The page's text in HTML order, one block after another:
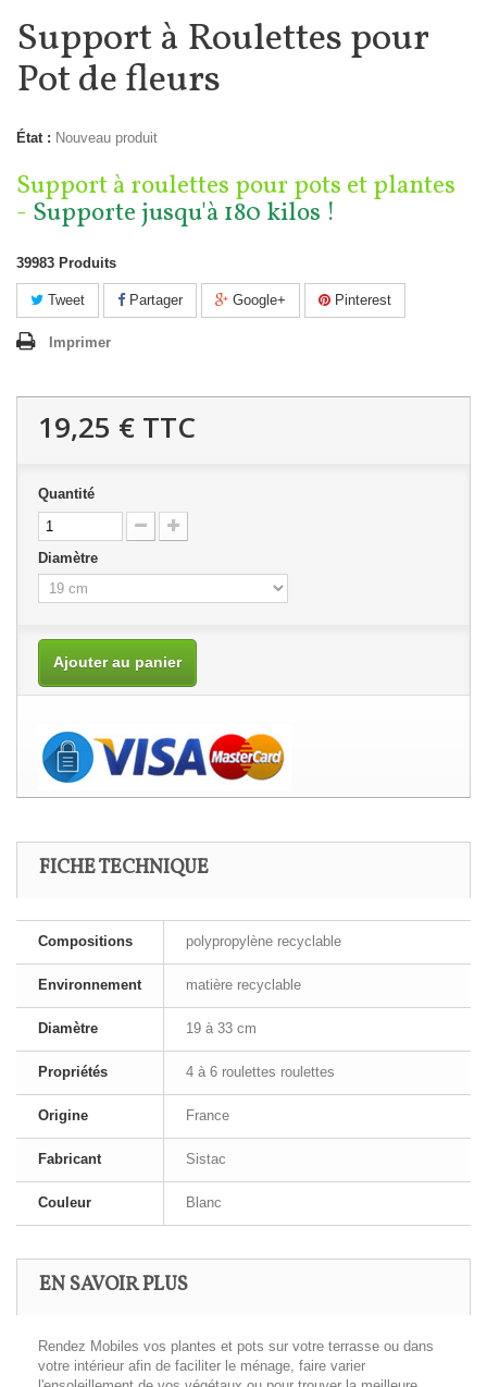
Support à Roulettes pour
Pot de fleurs
État : Nouveau produit
Support à roulettes pour pots et plantes
- Supporte jusqu'à 180 kilos !
39983 Produits
Tweet Partager Google+ Pinterest
Imprimer
19,25 € TTC
Quantité
Diamètre
Ajouter au panier
FICHE TECHNIQUE
Compositions polypropylène recyclable
Environnement matière recyclable
Diamètre 19 à 33 cm
Propriétés 4 à 6 roulettes roulettes
Origine France
Fabricant Sistac
Couleur Blanc
EN SAVOIR PLUS
Rendez Mobiles vos plantes et pots sur votre terrasse ou dans
votre intérieur afin de faciliter le ménage, faire varier